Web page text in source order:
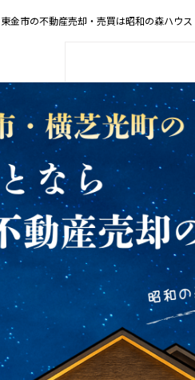
昭和の森ハウスの
家
ハウス 厳選プラン
店舗案内 ス
金市の不動産売却・売買は昭和の森ハウス